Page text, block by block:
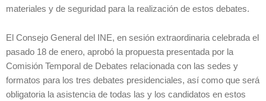
materiales y de seguridad para la realización de estos debates.
El Consejo General del INE, en sesión extraordinaria celebrada el
pasado 18 de enero, aprobó la propuesta presentada por la
Comisión Temporal de Debates relacionada con las sedes y
formatos para los tres debates presidenciales, así como que será
obligatoria la asistencia de todas las y los candidatos en estos